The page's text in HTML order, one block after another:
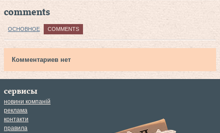
comments
ОСНОВНОЕ COMMENTS
Комментариев нет
сервисы
новини компаній
реклама
контакти
правила